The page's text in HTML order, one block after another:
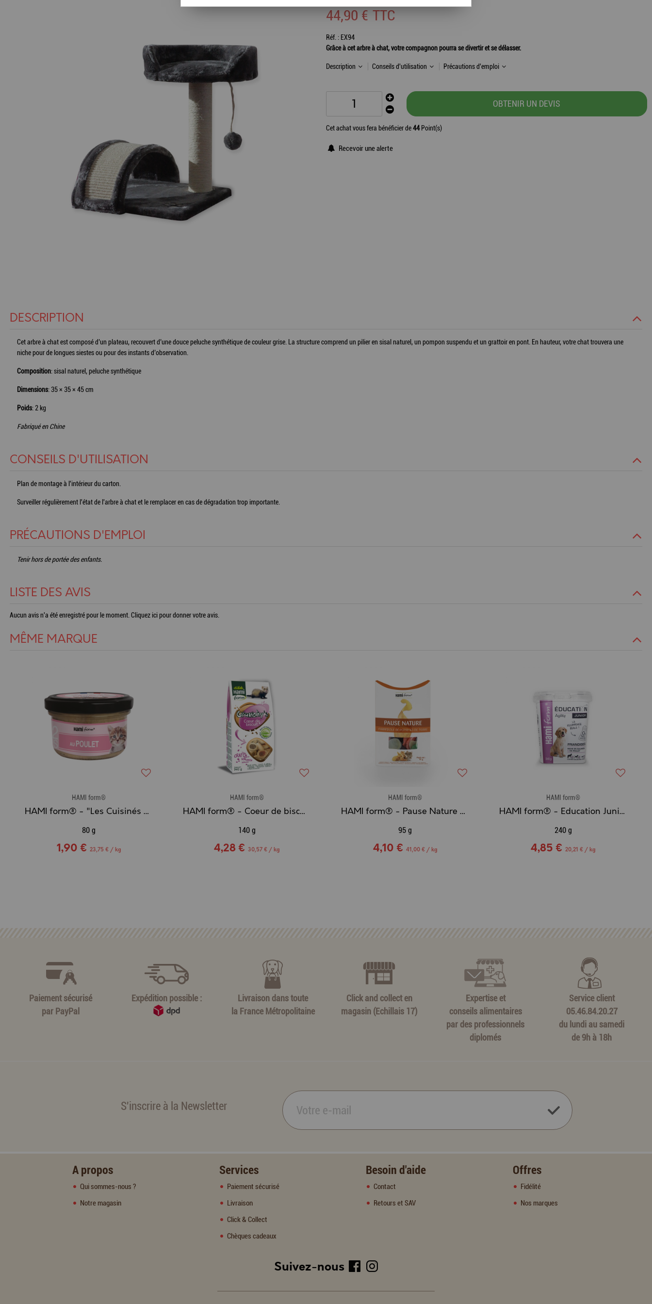
44,90 € TTC
Réf. : EX94
Grâce à cet arbre à chat, votre compagnon pourra se divertir et se délasser.
Description Conseils d'utilisation Précautions d'emploi
OBTENIR UN DEVIS
Cet achat vous fera bénéficier de44Point(s)
Recevoir une alerte
DESCRIPTION
Cet arbre à chat est composé d’un plateau, recouvert d’une douce peluche synthétique de couleur grise. La structure comprend un pilier en sisal naturel, un pompon suspendu et un grattoir en pont. En hauteur, votre chat trouvera une
niche pour de longues siestes ou pour des instants d’observation.
Composition: sisal naturel, peluche synthétique
Dimensions: 35 × 35 × 45 cm
Poids: 2 kg
Fabriqué en Chine
CONSEILS D'UTILISATION
Plan de montage à l'intérieur du carton.
Surveiller régulièrement l'état de l'arbre à chat et le remplacer en cas de dégradation trop importante.
PRÉCAUTIONS D'EMPLOI
Tenir hors de portée des enfants.
LISTE DES AVIS
Aucun avis n'a été enregistré pour le moment. Cliquez ici pour donner votre avis.
MÊME MARQUE
HAMI form®
HAMI form® - "Les Cuisinés chaton" - Recette au poulet n°20
80 g
1,90 € 23,75 € / kg
HAMI form®
HAMI form® - Coeur de biscuits
140 g
4,28 € 30,57 € / kg
HAMI form®
HAMI form® - Pause Nature - Farandole de pomme de terre
95 g
4,10 € 41,00 € / kg
HAMI form®
HAMI form® - Education Junior
240 g
4,85 € 20,21 € / kg
Paiement sécurisé
par PayPal
Expédition possible :
Livraison dans toute
la France Métropolitaine
Click and collect en
magasin (Echillais 17)
Expertise et
conseils alimentaires
par des professionnels
diplomés
Service client
05.46.84.20.27
du lundi au samedi
de 9h à 18h
S'inscrire à la Newsletter
A propos
Qui sommes-nous ?
Notre magasin
Services
Paiement sécurisé
Livraison
Click & Collect
Chèques cadeaux
Besoin d'aide
Contact
Retours et SAV
Offres
Fidélité
Nos marques
Suivez-nous